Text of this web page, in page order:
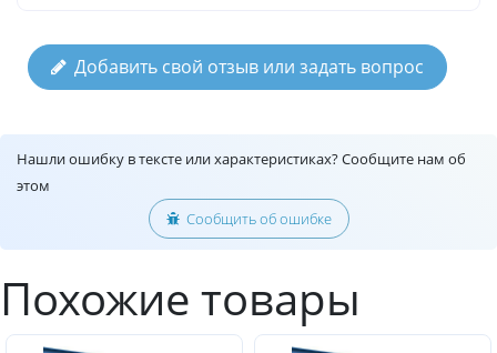
Добавить свой отзыв или задать вопрос
Нашли ошибку в тексте или характеристиках? Сообщите нам об
этом
Сообщить об ошибке
Похожие товары